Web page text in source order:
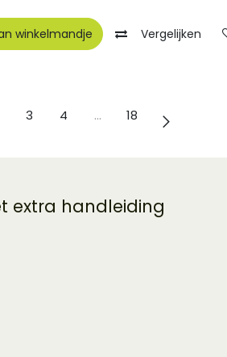
winkelmandje
Vergelijken
3 4 … 18
extra handleiding